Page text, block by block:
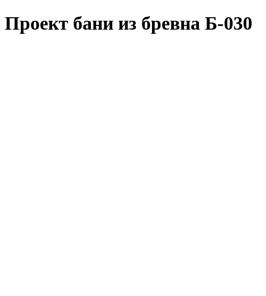
Проект бани из бревна Б-030